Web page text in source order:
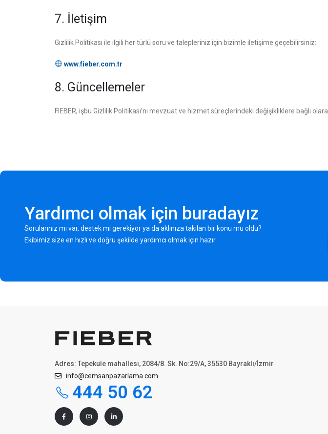
7. İletişim
Gizlilik Politikası ile ilgili her türlü soru ve talepleriniz için bizimle iletişime geçebilirsiniz:
www.fieber.com.tr
8. Güncellemeler
FIEBER, işbu Gizlilik Politikası’nı mevzuat ve hizmet süreçlerindeki değişikliklere bağlı
Yardımcı olmak için buradayız
Sorularınız mı var, destek mi gerekiyor ya da aklınıza takılan bir konu mu oldu?
Ekibimiz size en hızlı ve doğru şekilde yardımcı olmak için hazır.
Adres: Tepekule mahallesi, 2084/8. Sk. No:29/A, 35530 Bayraklı/İzmir
info@cemsanpazarlama.com
444 50 62